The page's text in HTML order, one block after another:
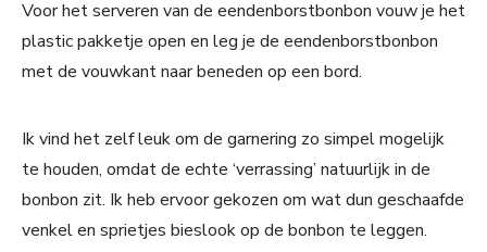
Voor het serveren van de eendenborstbonbon vouw je het
plastic pakketje open en leg je de eendenborstbonbon
met de vouwkant naar beneden op een bord.
Ik vind het zelf leuk om de garnering zo simpel mogelijk
te houden, omdat de echte ‘verrassing’ natuurlijk in de
bonbon zit. Ik heb ervoor gekozen om wat dun geschaafde
venkel en sprietjes bieslook op de bonbon te leggen.